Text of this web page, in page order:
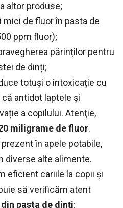
altor produse;
de fluor în pasta de
ppm fluor);
părinților pentru
de dinți;
totuși o intoxicație cu
antidot laptele și
a copilului. Atenţie,
miligrame de fluor.
în apele potabile,
diverse alte alimente.
eficient cariile la copii şi
să verificăm atent
pasta de dinţi: